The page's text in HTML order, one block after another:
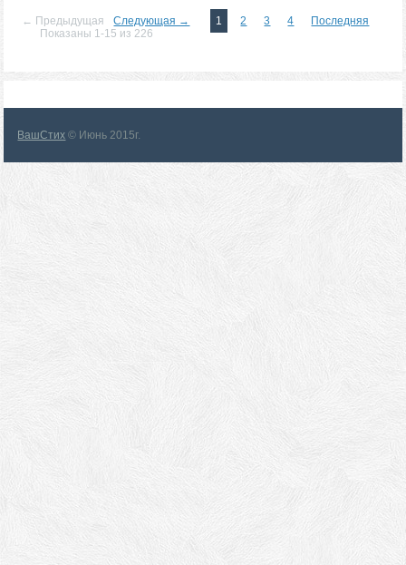
← Предыдущая Следующая → 1 2 3 4
Последняя
Показаны 1-15 из 226
ВашСтих © Июнь 2015г.